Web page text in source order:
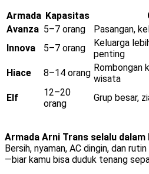
Armada Kapasitas
Avanza 5–7 orang
Pasangan,
Innova
5–7 orang
Keluarga
penting
Hiace
8–14 orang Rombongan
wisata
Elf
12–20
orang
Grup besar,
Armada Arni Trans selalu
Bersih, nyaman, AC dingin, dan
—biar kamu bisa duduk tenang